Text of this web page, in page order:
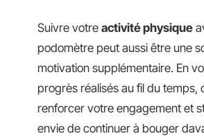
Suivre votre activité physique
podomètre peut aussi être une
motivation supplémentaire. En
progrès réalisés au fil du temps,
renforcer votre engagement et
envie de continuer à bouger